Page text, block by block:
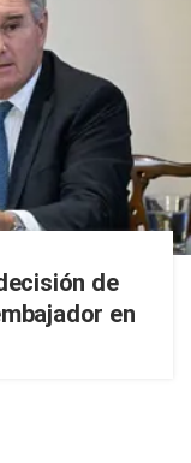
de
en